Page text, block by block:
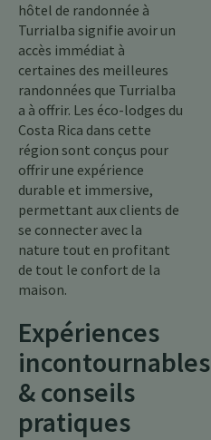
hôtel de randonnée à
Turrialba signifie avoir un
accès immédiat à
certaines des meilleures
randonnées que Turrialba
a à offrir. Les éco-lodges du
Costa Rica dans cette
région sont conçus pour
offrir une expérience
durable et immersive,
permettant aux clients de
se connecter avec la
nature tout en profitant
de tout le confort de la
maison.
Expériences
incontournables
& conseils
pratiques